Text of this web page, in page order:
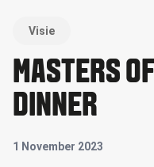
Visie
MASTERS
DINNER
1 November 2023